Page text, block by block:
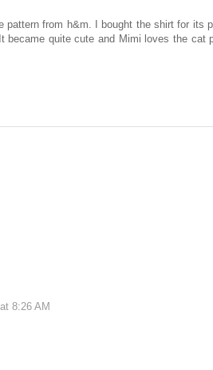
from h&m. I bought the shirt for its
quite cute and Mimi loves the cat
8:26 AM